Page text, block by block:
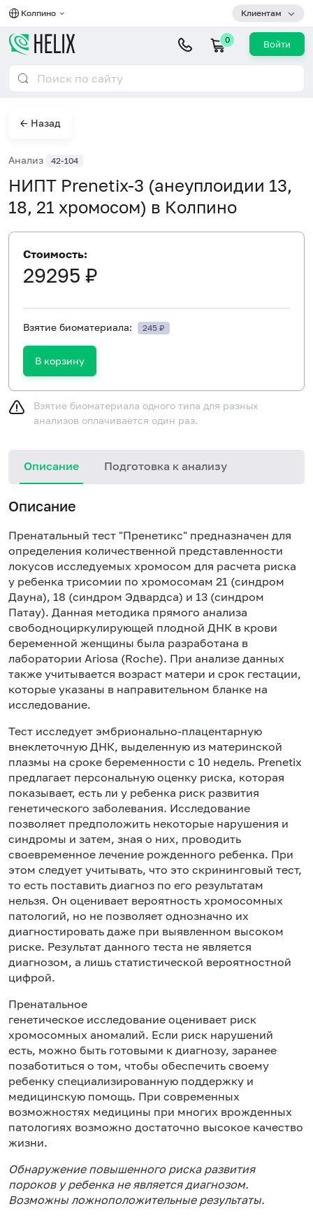
Колпино Клиентам
0 Войти
← Назад
Анализ 42-104
НИПТ Prenetix-3 (анеуплоидии 13,
18, 21 хромосом) в Колпино
Стоимость:
29295 ₽
Взятие биоматериала: 245 ₽
В корзину
Взятие биоматериала одного типа для разных
анализов оплачивается один раз.
Описание Подготовка к анализу
Описание
Пренатальный тест "Пренетикс" предназначен для
определения количественной представленности
локусов исследуемых хромосом для расчета риска
у ребенка трисомии по хромосомам 21 (синдром
Дауна), 18 (синдром Эдвардса) и 13 (синдром
Патау). Данная методика прямого анализа
свободноциркулирующей плодной ДНК в крови
беременной женщины была разработана в
лаборатории Ariosa (Roche). При анализе данных
также учитывается возраст матери и срок гестации,
которые указаны в направительном бланке на
исследование.
Тест исследует эмбрионально-плацентарную
внеклеточную ДНК, выделенную из материнской
плазмы на сроке беременности с 10 недель. Prenetix
предлагает персональную оценку риска, которая
показывает, есть ли у ребенка риск развития
генетического заболевания. Исследование
позволяет предположить некоторые нарушения и
синдромы и затем, зная о них, проводить
своевременное лечение рожденного ребенка. При
этом следует учитывать, что это скрининговый тест,
то есть поставить диагноз по его результатам
нельзя. Он оценивает вероятность хромосомных
патологий, но не позволяет однозначно их
диагностировать даже при выявленном высоком
риске. Результат данного теста не является
диагнозом, а лишь статистической вероятностной
цифрой.
Пренатальное
генетическое исследование оценивает риск
хромосомных аномалий. Если риск нарушений
есть, можно быть готовыми к диагнозу, заранее
позаботиться о том, чтобы обеспечить своему
ребенку специализированную поддержку и
медицинскую помощь. При современных
возможностях медицины при многих врожденных
патологиях возможно достаточно высокое качество
жизни.
Обнаружение повышенного риска развития
пороков у ребенка не является диагнозом.
Возможны ложноположительные результаты.